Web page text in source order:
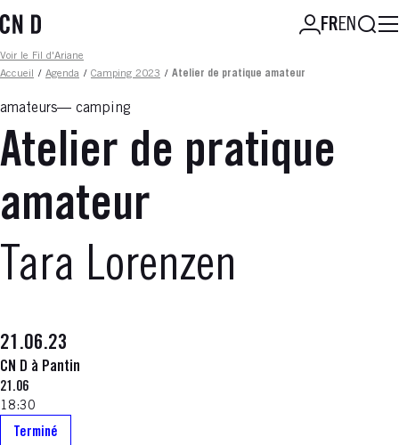
au
principal
FREN
Fil d'ariane
Voir le Fil d'Ariane
Accueil
/ Agenda / Camping 2023 / Atelier de pratique amateur
amateurs camping
Atelier de pratique
amateur
Tara Lorenzen
21.06.23
CN D à Pantin
21.06
18:30
Terminé